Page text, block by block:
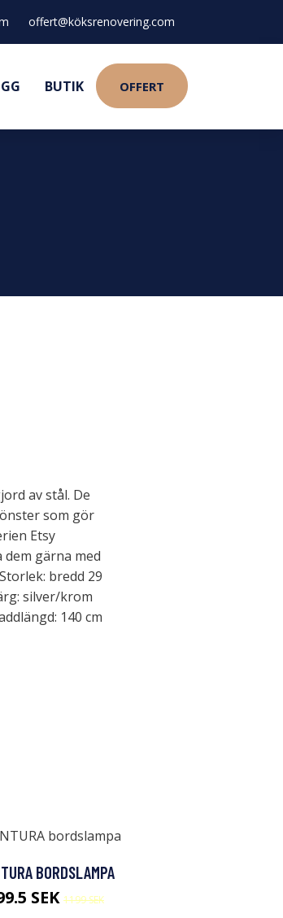
offert@köksrenovering.com
BUTIK OFFERT
av stål. De
som gör
Etsy
gärna med
bredd 29
silver/krom
140 cm
BORDSLAMPA
SEK 1199 SEK